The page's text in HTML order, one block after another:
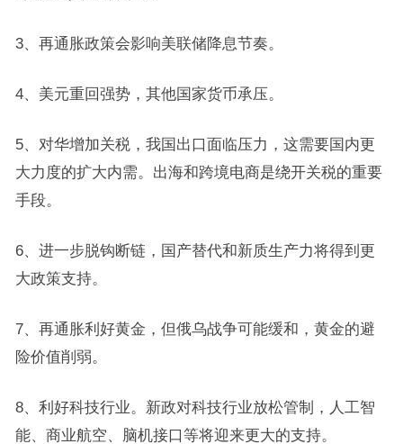
3、再通胀政策会影响美联储降息节奏。
4、美元重回强势，其他国家货币承压。
5、对华增加关税，我国出口面临压力，这需要国内更
大力度的扩大内需。出海和跨境电商是绕开关税的重要
手段。
6、进一步脱钩断链，国产替代和新质生产力将得到更
大政策支持。
7、再通胀利好黄金，但俄乌战争可能缓和，黄金的避
险价值削弱。
8、利好科技行业。新政对科技行业放松管制，人工智
能、商业航空、脑机接口等将迎来更大的支持。